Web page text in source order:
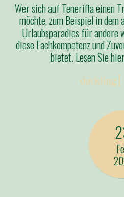
Wer sich auf Teneriffa einen
möchte, zum Beispiel in
Urlaubsparadies für andere
diese Fachkompetenz und
bietet. Lesen Sie
duckling